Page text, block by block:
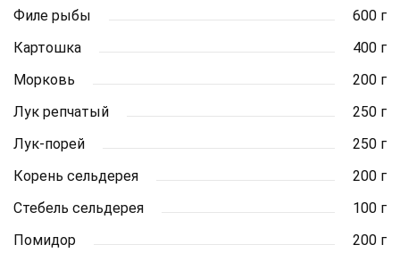
Филе рыбы
600 г
Картошка
400 г
Морковь
200 г
Лук репчатый
250 г
Лук-порей
250 г
Корень сельдерея
200 г
Стебель сельдерея
100 г
Помидор
200 г